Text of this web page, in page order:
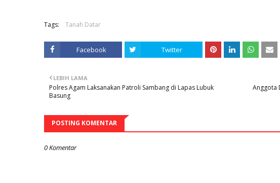
Tags: Tanah Datar
Facebook Twitter
Anggota
LEBIH LAMA
Polres Agam Laksanakan Patroli Sambang di Lapas Lubuk
Basung
POSTING KOMENTAR
0 Komentar